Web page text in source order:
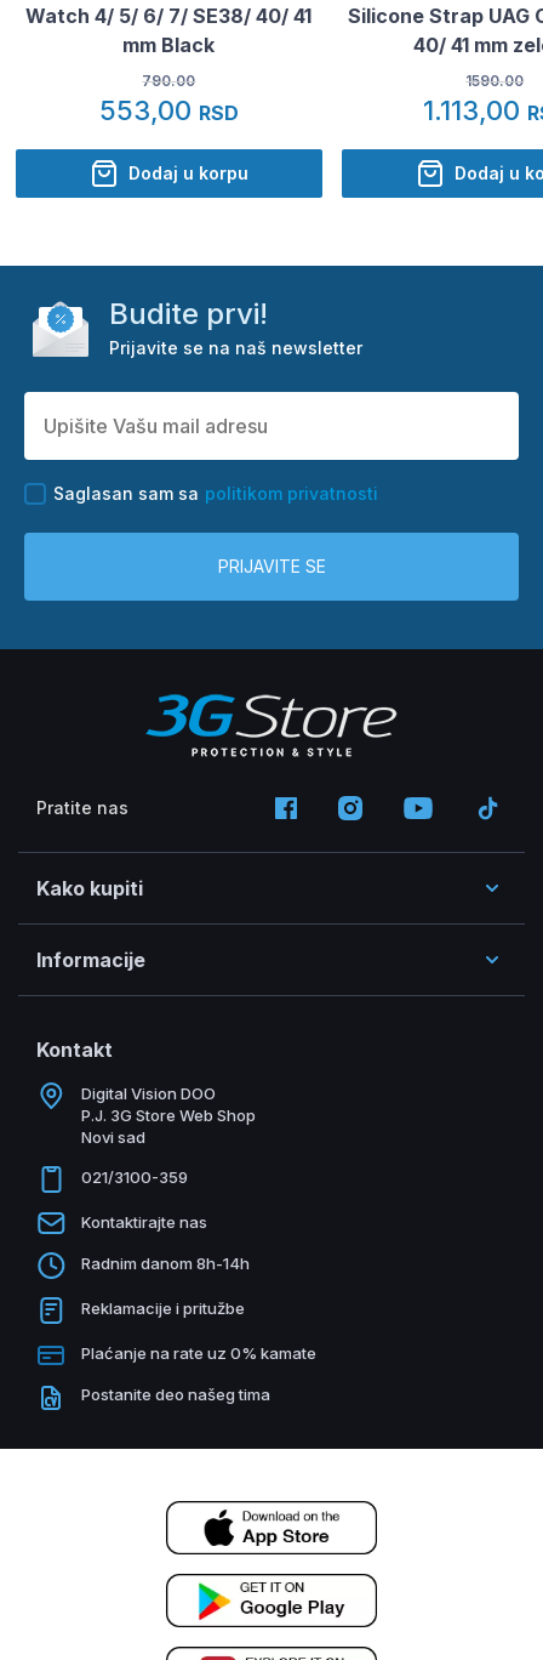
Watch 4/ 5/ 6/ 7/ SE38/ 40/ 41
mm Black
790.00
553,00 RSD
Dodaj u korpu
Silicone Strap UAG
40/ 41 mm
1590.00
1.113,00
Dodaj u
Budite prvi!
Prijavite se na naš newsletter
Saglasan sam sa politikom privatnosti
PRIJAVITE SE
Pratite nas
Kako kupiti
Informacije
Kontakt
Digital Vision DOO
P.J. 3G Store Web Shop
Novi sad
021/3100-359
Kontaktirajte nas
Radnim danom 8h-14h
Reklamacije i pritužbe
Plaćanje na rate uz 0% kamate
Postanite deo našeg tima